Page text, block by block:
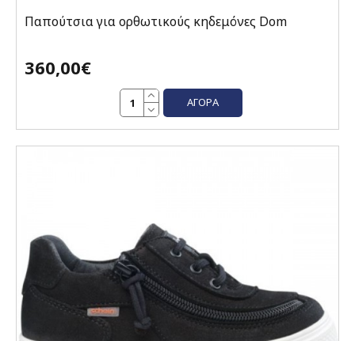
Παπούτσια για ορθωτικούς κηδεμόνες Dom
360,00€
ΑΓΟΡΆ